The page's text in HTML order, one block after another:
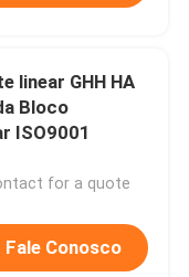
linear GHH HA
Bloco
ISO9001
for a quote
Fale Conosco